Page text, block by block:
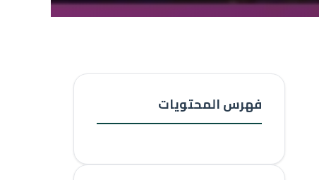
فهرس المحتويات